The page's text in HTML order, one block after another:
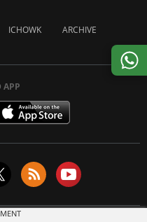
ICHOWK ARCHIVE
APP